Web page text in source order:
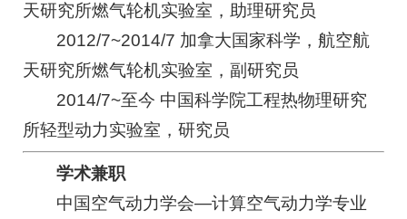
天研究所燃气轮机实验室，助理研究员
2012/7~2014/7 加拿大国家科学，航空航
天研究所燃气轮机实验室，副研究员
2014/7~至今 中国科学院工程热物理研究
所轻型动力实验室，研究员
学术兼职
中国空气动力学会—计算空气动力学专业